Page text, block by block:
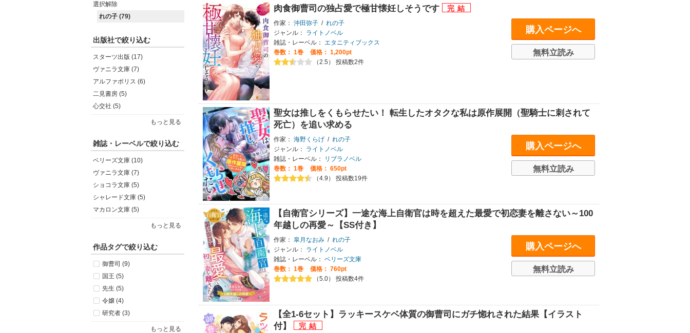
選択解除
れの子 (79)
出版社で絞り込む
スターツ出版 (17)
ヴァニラ文庫 (7)
アルファポリス (6)
二見書房 (5)
心交社 (5)
もっと見る
雑誌・レーベルで絞り込む
ベリーズ文庫 (10)
ヴァニラ文庫 (7)
ショコラ文庫 (5)
シャレード文庫 (5)
マカロン文庫 (5)
もっと見る
作品タグで絞り込む
御曹司 (9)
国王 (5)
先生 (5)
令嬢 (4)
研究者 (3)
もっと見る
肉食御曹司の独占愛で極甘懐妊しそうです
作家： 沖田弥子 / れの子
ジャンル：
ライトノベル
雑誌・レーベル： エタニティブックス
巻数： 1巻
価格： 1,200pt
（2.5） 投稿数2件
購入ページへ
無料立読み
聖女は推しをくもらせたい！ 転生したオタクな私は原作展開（聖騎士に刺されて
死亡）を追い求める
作家： 海野くらげ / れの子
ジャンル：
ライトノベル
雑誌・レーベル：
リブラノベル
巻数： 1巻
価格： 650pt
（4.9） 投稿数19件
購入ページへ
無料立読み
【自衛官シリーズ】一途な海上自衛官は時を超えた最愛で初恋妻を離さない～100
年越しの再愛～【SS付き】
作家： 皐月なおみ / れの子
ジャンル：
ライトノベル
雑誌・レーベル： ベリーズ文庫
巻数： 1巻
価格： 760pt
（5.0） 投稿数4件
購入ページへ
無料立読み
【全1-6セット】ラッキースケベ体質の御曹司にガチ惚れされた結果【イラスト
付】